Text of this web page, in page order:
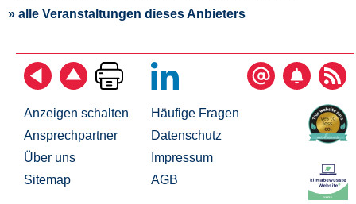
» alle Veranstaltungen dieses Anbieters
Anzeigen schalten
Ansprechpartner
Über uns
Sitemap
Häufige Fragen
Datenschutz
Impressum
AGB